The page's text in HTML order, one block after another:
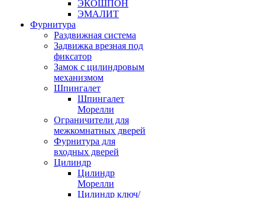
ЭКОШПОН
ЭМАЛИТ
Фурнитура
Раздвижная система
Задвижка врезная под
фиксатор
Замок с цилиндровым
механизмом
Шпингалет
Шпингалет
Морелли
Ограничители для
межкомнатных дверей
Фурнитура для
входных дверей
Цилиндр
Цилиндр
Морелли
Цилиндр ключ/